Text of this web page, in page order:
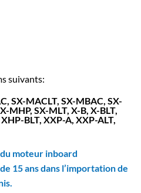
suivants:
SX-MACLT, SX-MBAC, SX-
MHP, SX-MLT, X-B, X-BLT,
BLT, XXP-A, XXP-ALT,
moteur inboard
15 ans dans l’importation de